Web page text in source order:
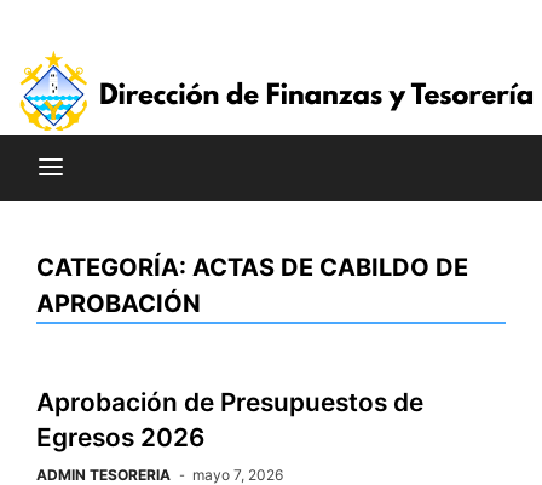
contenido
CATEGORÍA: ACTAS DE CABILDO DE
APROBACIÓN
Aprobación de Presupuestos de
Egresos 2026
ADMIN TESORERIA mayo 7, 2026